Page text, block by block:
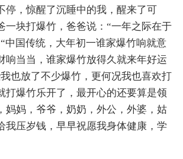
停，惊醒了沉睡中的我，醒来了可
一块打爆竹，爸爸说：“一年之际在于
中国传统，大年初一谁家爆竹响就意
响当当，谁家爆竹放得久就来年好运
也放了不少爆竹，更何况我也喜欢打
打爆竹乐开了，最开心的还要算是领
妈妈，爷爷，奶奶，外公，外婆，姑
压岁钱，早早祝愿我身体健康，学